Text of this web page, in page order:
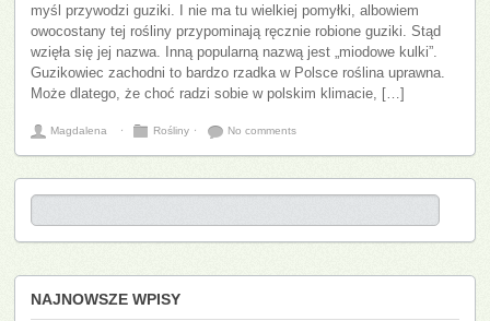
myśl przywodzi guziki. I nie ma tu wielkiej pomyłki, albowiem
owocostany tej rośliny przypominają ręcznie robione guziki. Stąd
wzięła się jej nazwa. Inną popularną nazwą jest „miodowe kulki”.
Guzikowiec zachodni to bardzo rzadka w Polsce roślina uprawna.
Może dlatego, że choć radzi sobie w polskim klimacie, […]
Magdalena ⋅ Rośliny ⋅ No comments
NAJNOWSZE WPISY